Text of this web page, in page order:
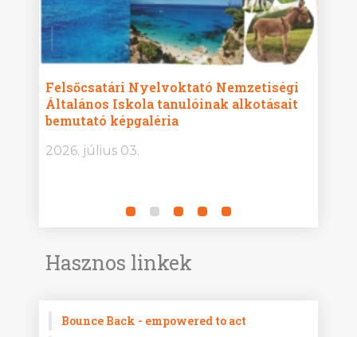
Felsőcsatári Nyelvoktató Nemzetiségi
Általános Iskola tanulóinak alkotásait
bemutató képgaléria
2026. július 03.
Hasznos linkek
Bounce Back - empowered to act